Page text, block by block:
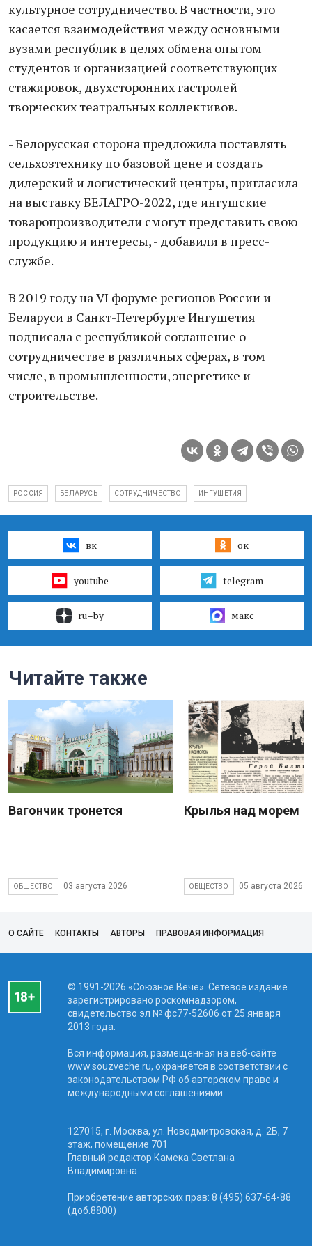
культурное сотрудничество. В частности, это
касается взаимодействия между основными
вузами республик в целях обмена опытом
студентов и организацией соответствующих
стажировок, двухсторонних гастролей
творческих театральных коллективов.
- Белорусская сторона предложила поставлять
сельхозтехнику по базовой цене и создать
дилерский и логистический центры, пригласила
на выставку БЕЛАГРО-2022, где ингушские
товаропроизводители смогут представить свою
продукцию и интересы, - добавили в пресс-
службе.
В 2019 году на VI форуме регионов России и
Беларуси в Санкт-Петербурге Ингушетия
подписала с республикой соглашение о
сотрудничестве в различных сферах, в том
числе, в промышленности, энергетике и
строительстве.
РОССИЯ БЕЛАРУСЬ СОТРУДНИЧЕСТВО ИНГУШЕТИЯ
вк ок
youtube telegram
ru–by макс
Читайте также
Вагончик тронется
ОБЩЕСТВО 03 августа 2026
Крылья над морем
ОБЩЕСТВО 05 августа 2026
О САЙТЕ КОНТАКТЫ АВТОРЫ ПРАВОВАЯ ИНФОРМАЦИЯ
© 1991-2026 «Союзное Вече». Сетевое издание
зарегистрировано роскомнадзором,
свидетельство эл № фc77-52606 от 25 января
2013 года.
Вся информация, размещенная на веб-сайте
www.souzveche.ru, охраняется в соответствии с
законодательством РФ об авторском праве и
международными соглашениями.
127015, г. Москва, ул. Новодмитровская, д. 2Б, 7
этаж, помещение 701
Главный редактор Камека Светлана
Владимировна
Приобретение авторских прав: 8 (495) 637-64-88
(доб.8800)